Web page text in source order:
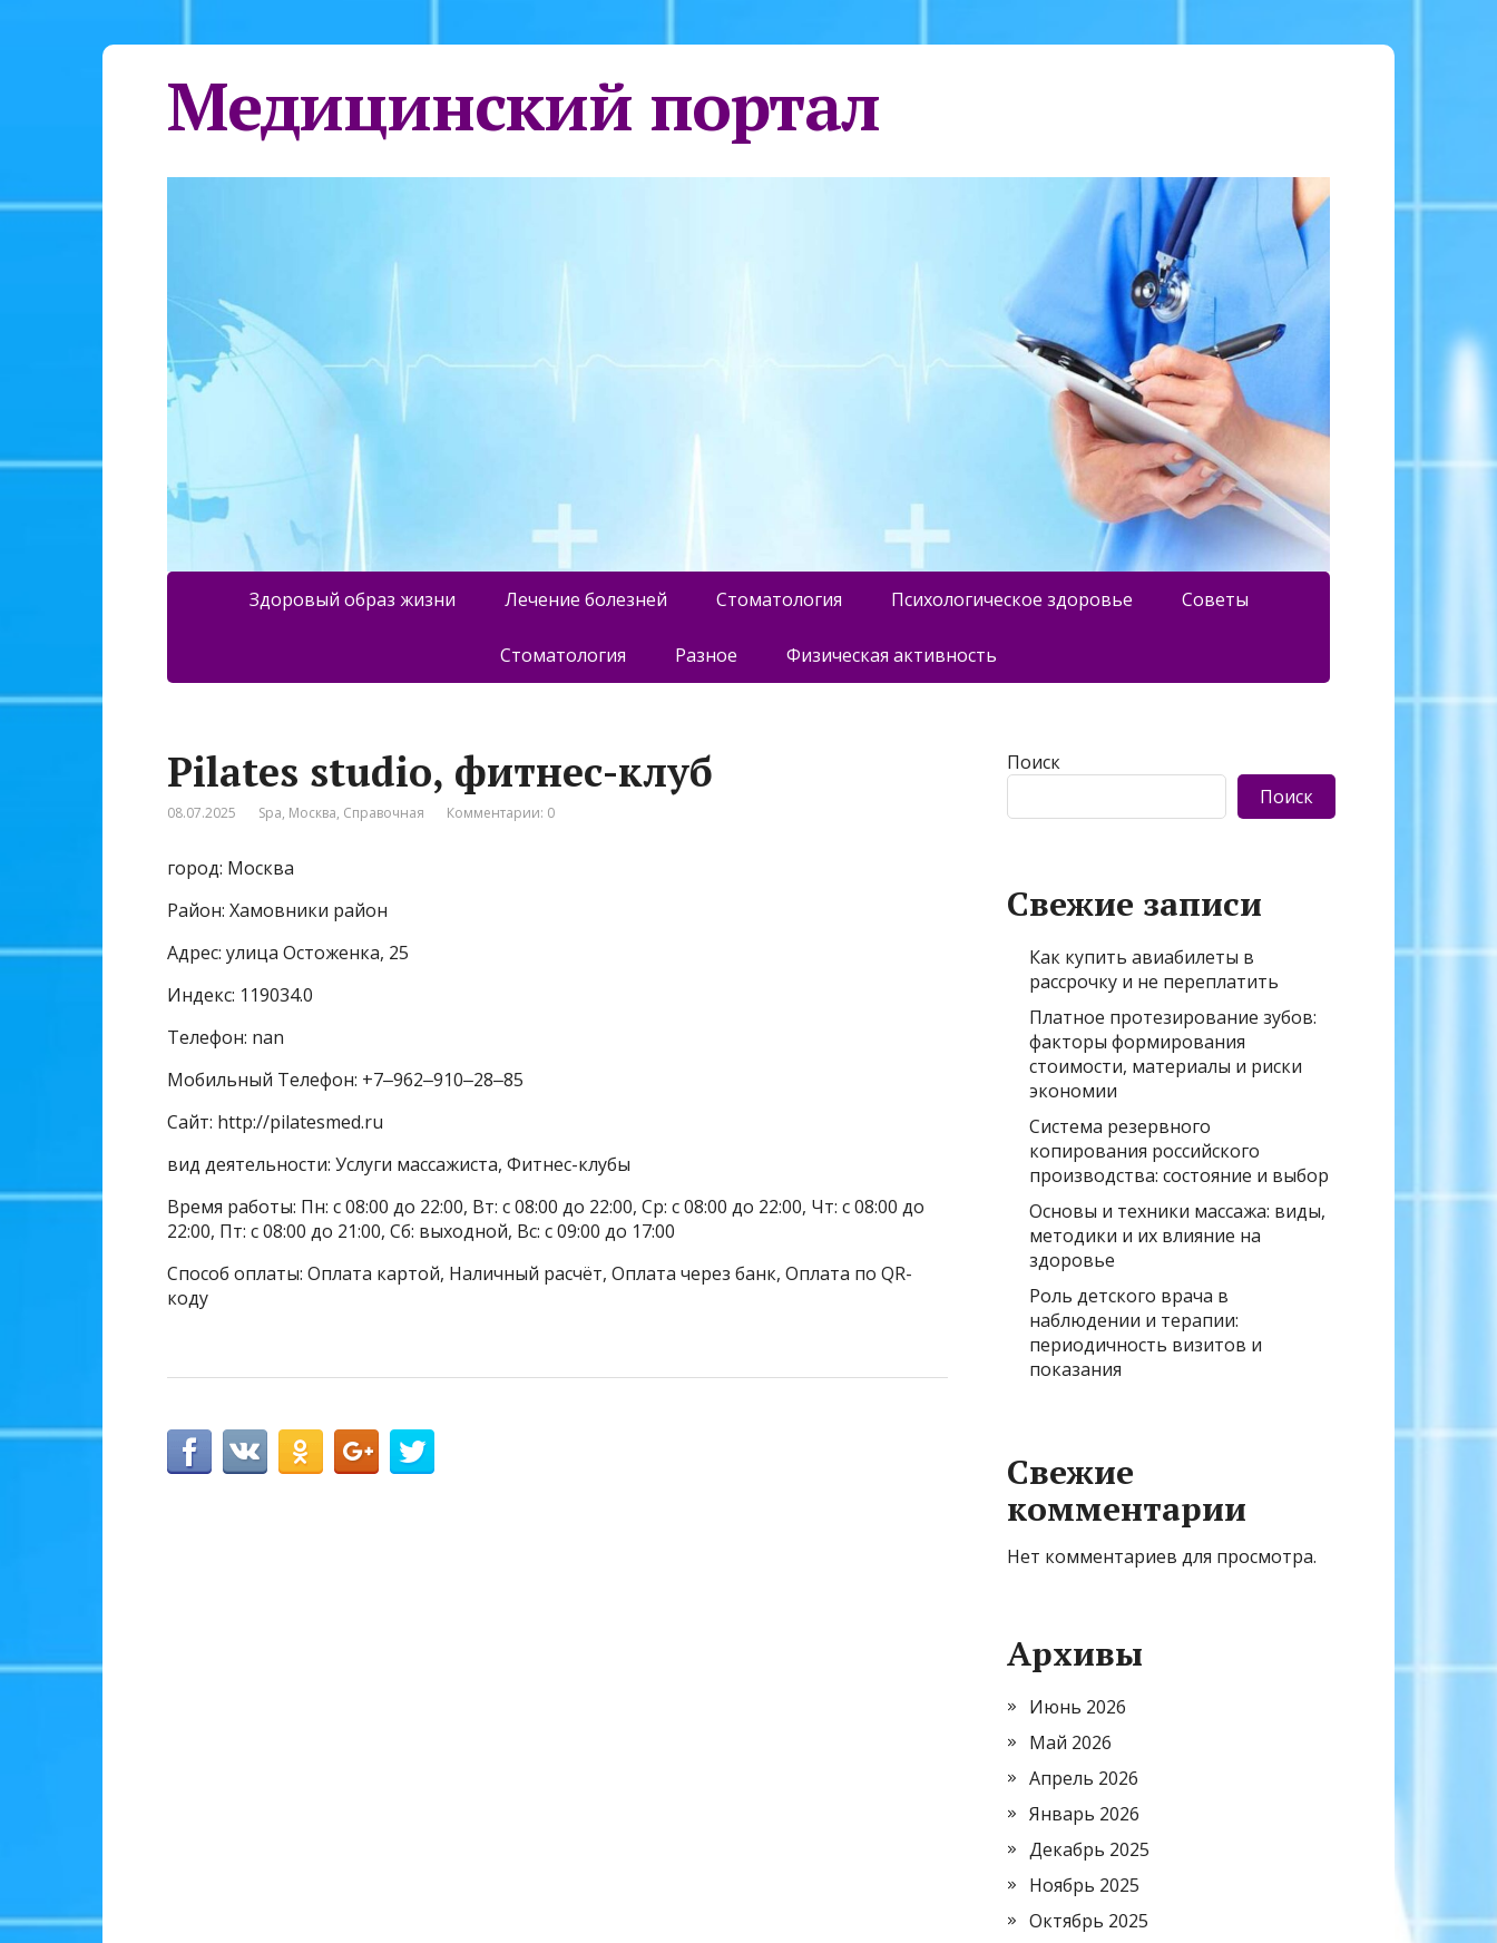
Медицинский портал
Здоровый образ жизни Лечение болезней Стоматология Психологическое здоровье Советы
Стоматология Разное Физическая активность
Pilates studio, фитнес-клуб
08.07.2025 Spa, Москва, Справочная Комментарии: 0
город: Москва
Район: Хамовники район
Адрес: улица Остоженка, 25
Индекс: 119034.0
Телефон: nan
Мобильный Телефон: +7‒962‒910‒28‒85
Сайт: http://pilatesmed.ru
вид деятельности: Услуги массажиста, Фитнес-клубы
Время работы: Пн: с 08:00 до 22:00, Вт: с 08:00 до 22:00, Ср: с 08:00 до 22:00, Чт: с 08:00 до
22:00, Пт: с 08:00 до 21:00, Сб: выходной, Вс: с 09:00 до 17:00
Способ оплаты: Оплата картой, Наличный расчёт, Оплата через банк, Оплата по QR-
коду
Поиск
Поиск
Свежие записи
Как купить авиабилеты в
рассрочку и не переплатить
Платное протезирование зубов:
факторы формирования
стоимости, материалы и риски
экономии
Система резервного
копирования российского
производства: состояние и выбор
Основы и техники массажа: виды,
методики и их влияние на
здоровье
Роль детского врача в
наблюдении и терапии:
периодичность визитов и
показания
Свежие
комментарии
Нет комментариев для просмотра.
Архивы
Июнь 2026
Май 2026
Апрель 2026
Январь 2026
Декабрь 2025
Ноябрь 2025
Октябрь 2025